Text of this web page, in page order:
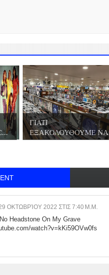
ΓΙΑΤΙ
ΕΞΑΚΟΛΟΥΘΟΥΜΕ ΝΑ
ΑΓΟΡΑΖΟΥΜΕ Β...
ΟΚΤΩΒΡΊΟΥ 2022 ΣΤΙΣ 7:40 Μ.Μ.
Headstone On My Grave
watch?v=kKi59OVw0fs